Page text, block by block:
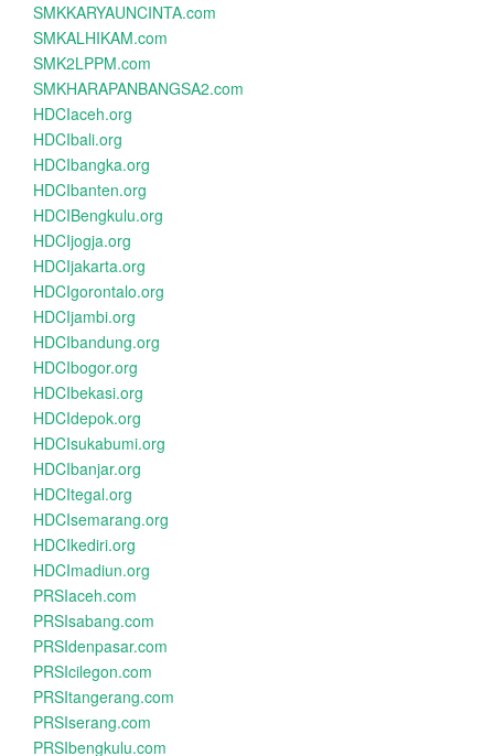
SMKKARYAUNCINTA.com
SMKALHIKAM.com
SMK2LPPM.com
SMKHARAPANBANGSA2.com
HDCIaceh.org
HDCIbali.org
HDCIbangka.org
HDCIbanten.org
HDCIBengkulu.org
HDCIjogja.org
HDCIjakarta.org
HDCIgorontalo.org
HDCIjambi.org
HDCIbandung.org
HDCIbogor.org
HDCIbekasi.org
HDCIdepok.org
HDCIsukabumi.org
HDCIbanjar.org
HDCItegal.org
HDCIsemarang.org
HDCIkediri.org
HDCImadiun.org
PRSIaceh.com
PRSIsabang.com
PRSIdenpasar.com
PRSIcilegon.com
PRSItangerang.com
PRSIserang.com
PRSIbengkulu.com